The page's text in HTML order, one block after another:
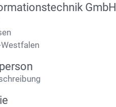
GmbH